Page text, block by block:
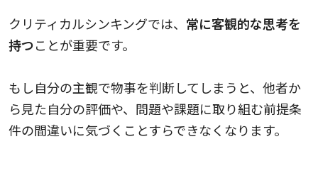
クリティカルシンキングでは、 常に客観的な思考を
持つことが重要です。
もし自分の主観で物事を判断してしまうと、他者か
ら見た自分の評価や、問題や課題に取り組む前提条
件の間違いに気づくことすらできなくなります。